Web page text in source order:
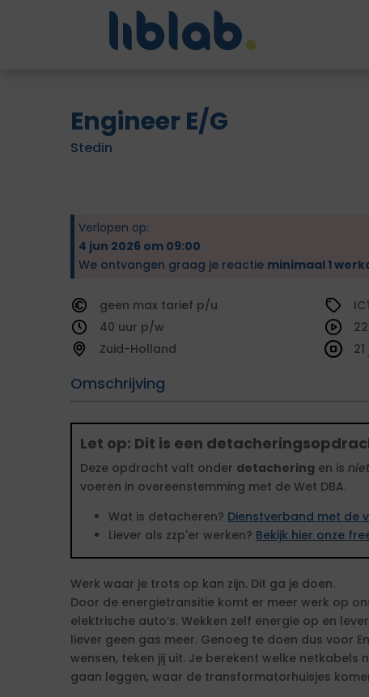
Engineer E/G
Stedin
Verlopen op:
4 jun 2026 om 09:00
We ontvangen graag je reactie minimaal 1
geen
tarief
40
Zuid-Holland
Omschrijving
Let op: Dit is een
Deze opdracht valt onder detachering en is niet
voeren in overeenstemming met de Wet DBA.
Wat is detacheren? Dienstverband met de
Liever als zzp'er werken? Bekijk hier onze
Werk waar je trots op kan zijn. Dit ga je doen.
Door de energietransitie komt er meer werk op
elektrische auto’s. Wekken zelf energie op en
liever geen gas meer. Genoeg te doen dus voor
wensen, teken jij uit. Je berekent welke netkabels
gaan leggen, waar de transformatorhuisjes